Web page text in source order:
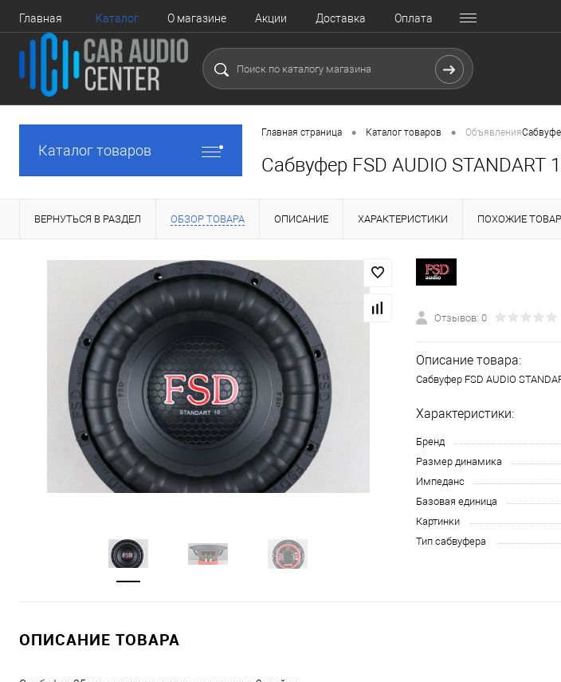
Главная Каталог О магазине Акции Доставка Оплата
Каталог товаров
Главная страница • Каталог товаров • Объявления
Сабвуфер FSD AUDIO STANDART
ВЕРНУТЬСЯ В РАЗДЕЛ ОБЗОР ТОВАРА ОПИСАНИЕ ХАРАКТЕРИСТИКИ ПОХОЖИЕ
Отзывов: 0
Описание товара:
Сабвуфер FSD AUDIO
Характеристики:
Бренд
Размер динамика
Импеданс
Базовая единица
Картинки
Тип сабвуфера
ОПИСАНИЕ ТОВАРА